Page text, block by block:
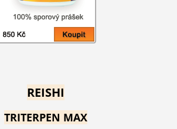
REISHI
TRITERPEN MAX